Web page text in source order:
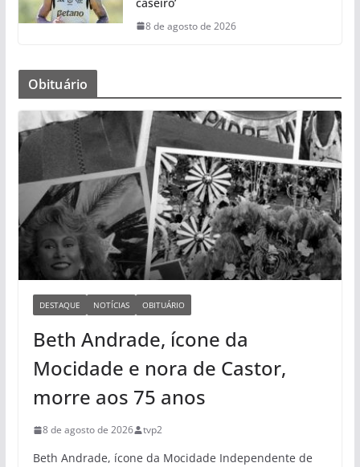
8 de agosto de 2026
Obituário
DESTAQUE NOTÍCIAS OBITUÁRIO
Beth Andrade, ícone da
Mocidade e nora de Castor,
morre aos 75 anos
8 de agosto de 2026 tvp2
Beth Andrade, ícone da Mocidade Independente de